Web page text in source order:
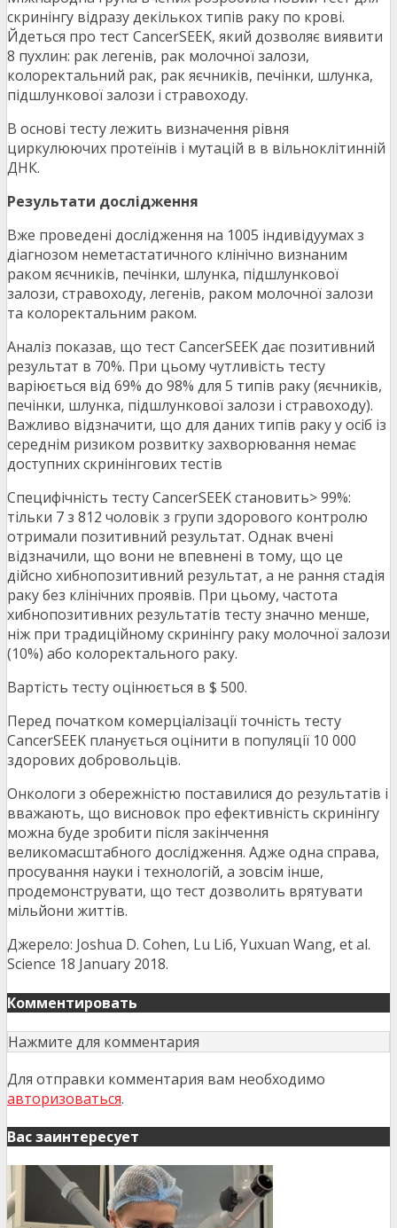
скринінгу відразу декількох типів раку по крові.
Йдеться про тест CancerSEEK, який дозволяє виявити
8 пухлин: рак легенів, рак молочної залози,
колоректальний рак, рак яєчників, печінки, шлунка,
підшлункової залози і стравоходу.
В основі тесту лежить визначення рівня
циркулюючих протеїнів і мутацій в в вільноклітинній
ДНК.
Результати дослідження
Вже проведені дослідження на 1005 індивідуумах з
діагнозом неметастатичного клінічно визнаним
раком яєчників, печінки, шлунка, підшлункової
залози, стравоходу, легенів, раком молочної залози
та колоректальним раком.
Аналіз показав, що тест CancerSEEK дає позитивний
результат в 70%. При цьому чутливість тесту
варіюється від 69% до 98% для 5 типів раку (яєчників,
печінки, шлунка, підшлункової залози і стравоходу).
Важливо відзначити, що для даних типів раку у осіб із
середнім ризиком розвитку захворювання немає
доступних скринінгових тестів
Специфічність тесту CancerSEEK становить> 99%:
тільки 7 з 812 чоловік з групи здорового контролю
отримали позитивний результат. Однак вчені
відзначили, що вони не впевнені в тому, що це
дійсно хибнопозитивний результат, а не рання стадія
раку без клінічних проявів. При цьому, частота
хибнопозитивних результатів тесту значно менше,
ніж при традиційному скринінгу раку молочної залози
(10%) або колоректального раку.
Вартість тесту оцінюється в $ 500.
Перед початком комерціалізації точність тесту
CancerSEEK планується оцінити в популяції 10 000
здорових добровольців.
Онкологи з обережністю поставилися до результатів і
вважають, що висновок про ефективність скринінгу
можна буде зробити після закінчення
великомасштабного дослідження. Адже одна справа,
просування науки і технологій, а зовсім інше,
продемонструвати, що тест дозволить врятувати
мільйони життів.
Джерело: Joshua D. Cohen, Lu Li6, Yuxuan Wang, et al.
Science 18 January 2018.
Комментировать
Нажмите для комментария
Для отправки комментария вам необходимо
авторизоваться.
Вас заинтересует